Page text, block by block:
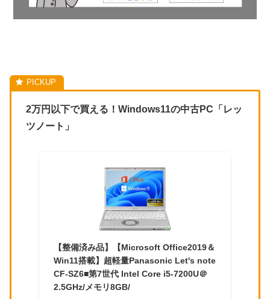
2万円以下で買える！Windows11の中古PC「レッ
ツノート」
【整備済み品】【Microsoft Office2019＆
Win11搭載】超軽量Panasonic Let's note
CF-SZ6■第7世代 Intel Core i5-7200U＠
2.5GHz/メモリ8GB/